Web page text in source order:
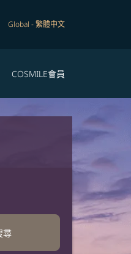
Global -繁體中文
COSMILE會員
尋